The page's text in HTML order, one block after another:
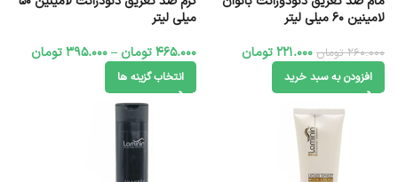
لامینین 60 میلی لیتر
260.000 تومان 221.000تومان
افزودن به سبد خرید
میلی لیتر
465.000تومان –
395.000تومان
انتخاب گزینه ها